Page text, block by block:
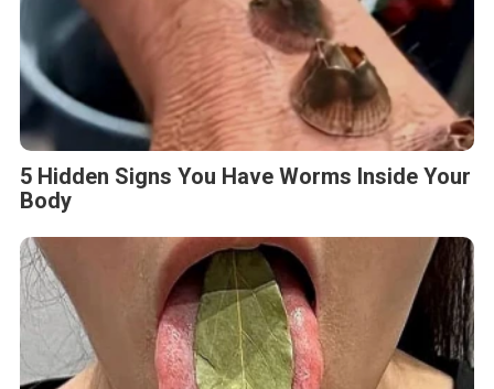
5 Hidden Signs You Have Worms Inside Your
Body